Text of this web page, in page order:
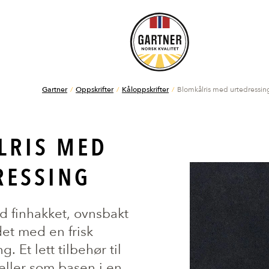
Gartner Oppskrifter Kåloppskrifter Blomkålris med
MED
finhakket, ovnsbakt
med en frisk
Et lett tilbehør til